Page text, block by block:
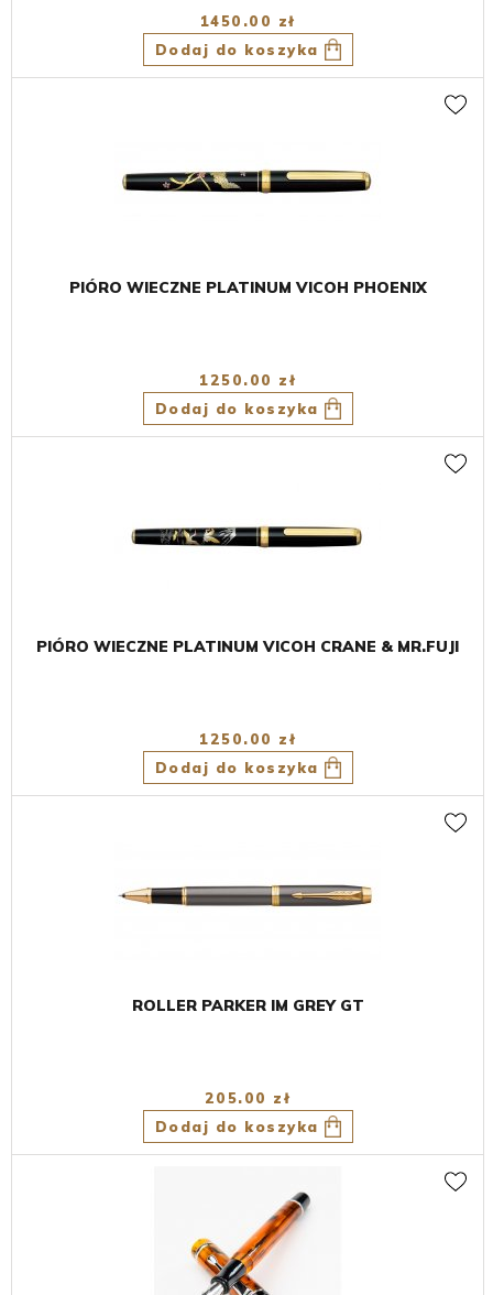
1450.00 zł
Dodaj do koszyka
PIÓRO WIECZNE PLATINUM VICOH PHOENIX
1250.00 zł
Dodaj do koszyka
PIÓRO WIECZNE PLATINUM VICOH CRANE & MR.FUJI
1250.00 zł
Dodaj do koszyka
ROLLER PARKER IM GREY GT
205.00 zł
Dodaj do koszyka